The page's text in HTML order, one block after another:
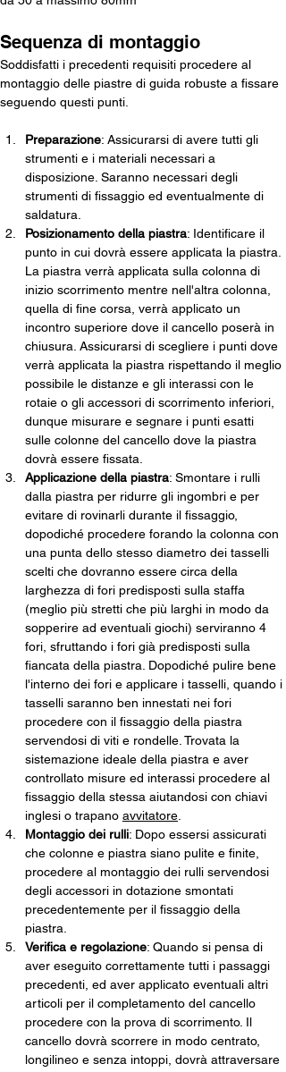
Sequenza di montaggio
Soddisfatti i precedenti requisiti procedere al
montaggio delle piastre di guida robuste a fissare
seguendo questi punti.
Preparazione: Assicurarsi di avere tutti gli
strumenti e i materiali necessari a
disposizione. Saranno necessari degli
strumenti di fissaggio ed eventualmente di
saldatura.
Posizionamento della piastra: Identificare il
punto in cui dovrà essere applicata la piastra.
La piastra verrà applicata sulla colonna di
inizio scorrimento mentre nell'altra colonna,
quella di fine corsa, verrà applicato un
incontro superiore dove il cancello poserà in
chiusura. Assicurarsi di scegliere i punti dove
verrà applicata la piastra rispettando il meglio
possibile le distanze e gli interassi con le
rotaie o gli accessori di scorrimento inferiori,
dunque misurare e segnare i punti esatti
sulle colonne del cancello dove la piastra
dovrà essere fissata.
Applicazione della piastra: Smontare i rulli
dalla piastra per ridurre gli ingombri e per
evitare di rovinarli durante il fissaggio,
dopodiché procedere forando la colonna con
una punta dello stesso diametro dei tasselli
scelti che dovranno essere circa della
larghezza di fori predisposti sulla staffa
(meglio più stretti che più larghi in modo da
sopperire ad eventuali giochi) serviranno 4
fori, sfruttando i fori già predisposti sulla
fiancata della piastra. Dopodiché pulire bene
l'interno dei fori e applicare i tasselli, quando i
tasselli saranno ben innestati nei fori
procedere con il fissaggio della piastra
servendosi di viti e rondelle. Trovata la
sistemazione ideale della piastra e aver
controllato misure ed interassi procedere al
fissaggio della stessa aiutandosi con chiavi
inglesi o trapano avvitatore
Montaggio dei rulli: Dopo essersi assicurati
che colonne e piastra siano pulite e finite,
procedere al montaggio dei rulli servendosi
degli accessori in dotazione smontati
precedentemente per il fissaggio della
piastra.
Verifica e regolazione: Quando si pensa di
aver eseguito correttamente tutti i passaggi
precedenti, ed aver applicato eventuali altri
articoli per il completamento del cancello
procedere con la prova di scorrimento. Il
cancello dovrà scorrere in modo centrato,
longilineo e senza intoppi, dovrà attraversare